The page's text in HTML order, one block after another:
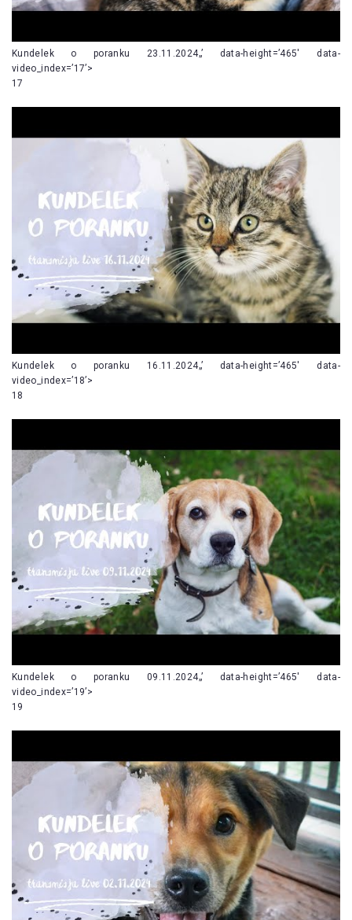
Kundelek o poranku 23.11.2024„’ data-height=’465′ data-
video_index=’17’>
17
Kundelek o poranku 16.11.2024„’ data-height=’465′ data-
video_index=’18’>
18
Kundelek o poranku 09.11.2024„’ data-height=’465′ data-
video_index=’19’>
19